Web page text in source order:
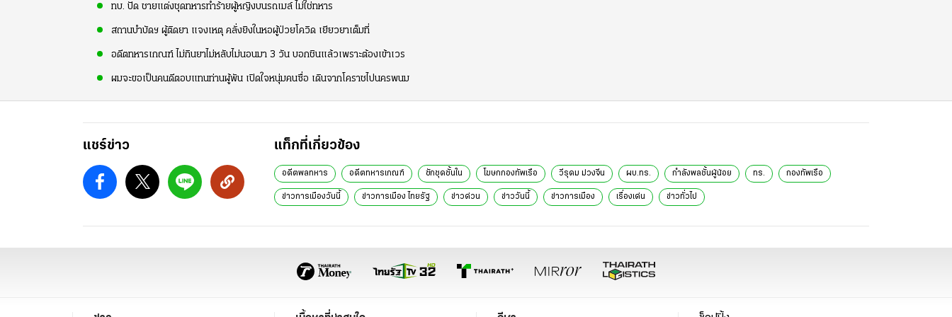
ทบ. ปัด ชายแต่งชุดทหารทำร้ายผู้หญิงบนรถเมล์ ไม่ใช่ทหาร
สถานบำบัดฯ ผู้ติดยา แจงเหตุ คลั่งยิงในหอผู้ป่วยโควิด เยียวยาเต็มที่
อดีตทหารเกณฑ์ ไม่กินยาไม่หลับไม่นอนมา 3 วัน บอกชินแล้วเพราะต้องเข้าเวร
ผมจะขอเป็นคนดีตอบแทนท่านผู้พัน เปิดใจหนุ่มคนซื่อ เดินจากโคราชไปนครพนม
แชร์ข่าว แท็กที่เกี่ยวข้อง
อดีตพลทหาร อดีตทหารเกณฑ์ ซักชุดชั้นใน โฆษกกองทัพเรือ วีรุดม ม่วงจีน ผบ.ทร. กำลังพลชั้นผู้น้อย ทร. กองทัพเรือ
ข่าวการเมืองวันนี้ ข่าวการเมือง ไทยรัฐ ข่าวด่วน ข่าววันนี้ ข่าวการเมือง เรื่องเด่น ข่าวทั่วไป